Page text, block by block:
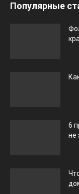
Популярные
6
не